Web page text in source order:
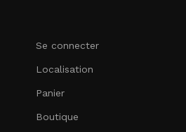
Se connecter
Localisation
Panier
Boutique